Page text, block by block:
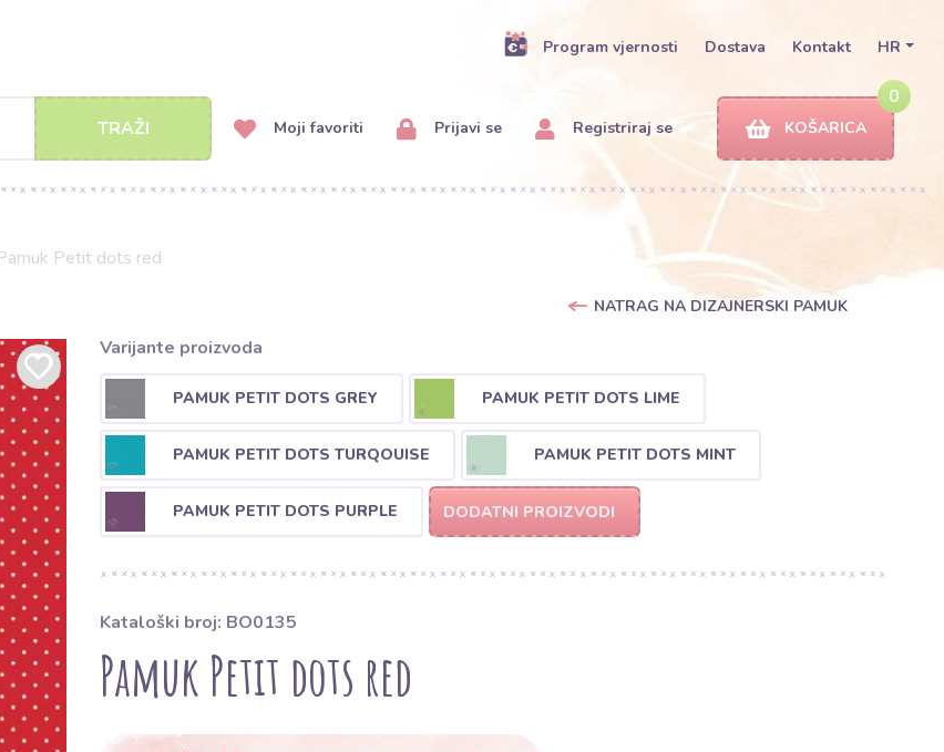
Program vjernosti Dostava Kontakt HR
TRAŽI Moji favoriti Prijavi se Registriraj se
0
KOŠARICA
Petit dots red
NATRAG NA DIZAJNERSKI PAMUK
Varijante proizvoda
PAMUK PETIT DOTS GREY PAMUK PETIT DOTS LIME
PAMUK PETIT DOTS TURQOUISE PAMUK PETIT DOTS MINT
PAMUK PETIT DOTS PURPLE DODATNI PROIZVODI
Kataloški broj: BO0135
Pamuk Petit dots red